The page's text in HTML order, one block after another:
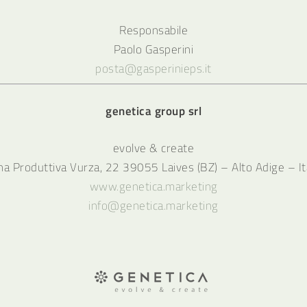
Responsabile
Paolo Gasperini
posta@gasperinieps.it
genetica group srl
evolve & create
Produttiva Vurza, 22 39055 Laives (BZ) – Alto Adige –
www.genetica.marketing
info@genetica.marketing